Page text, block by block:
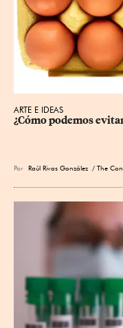
ARTE E IDEAS
¿Cómo podemos
Por Raúl Rivas González / The